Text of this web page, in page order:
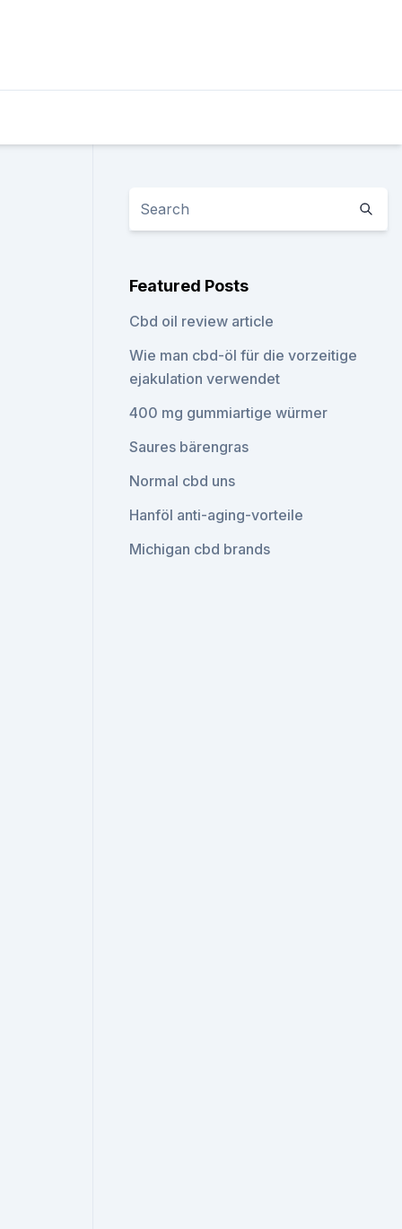
Featured Posts
Cbd oil review article
Wie man cbd-öl für die vorzeitige
ejakulation verwendet
400 mg gummiartige würmer
Saures bärengras
Normal cbd uns
Hanföl anti-aging-vorteile
Michigan cbd brands